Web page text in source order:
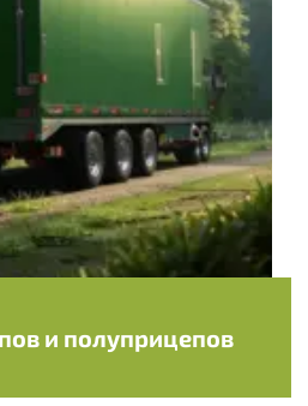
и полуприцепов